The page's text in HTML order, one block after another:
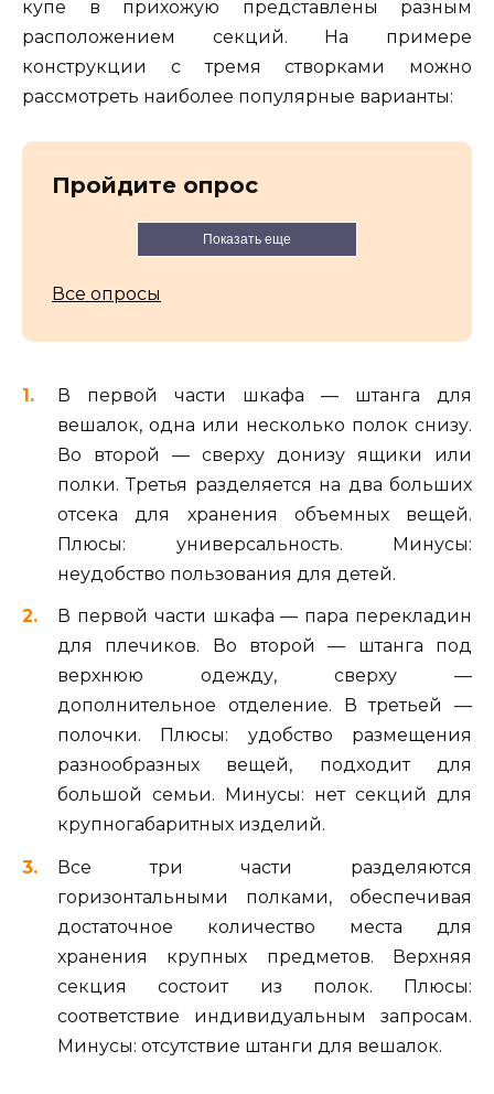
купе в прихожую представлены разным
расположением секций. На примере
конструкции с тремя створками можно
рассмотреть наиболее популярные варианты:
Пройдите опрос
Показать еще
Все опросы
В первой части шкафа — штанга для
вешалок, одна или несколько полок снизу.
Во второй — сверху донизу ящики или
полки. Третья разделяется на два больших
отсека для хранения объемных вещей.
Плюсы: универсальность. Минусы:
неудобство пользования для детей.
В первой части шкафа — пара перекладин
для плечиков. Во второй — штанга под
верхнюю одежду, сверху —
дополнительное отделение. В третьей —
полочки. Плюсы: удобство размещения
разнообразных вещей, подходит для
большой семьи. Минусы: нет секций для
крупногабаритных изделий.
Все три части разделяются
горизонтальными полками, обеспечивая
достаточное количество места для
хранения крупных предметов. Верхняя
секция состоит из полок. Плюсы:
соответствие индивидуальным запросам.
Минусы: отсутствие штанги для вешалок.